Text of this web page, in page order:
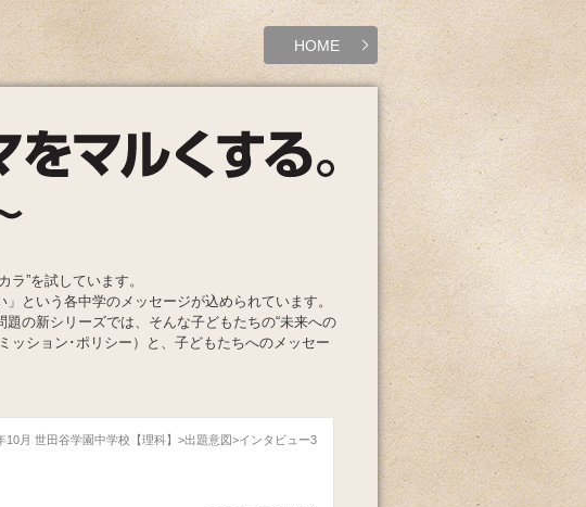
HOME
”を試しています。
という各中学のメッセージが込められています。
の新シリーズでは、そんな子どもたちの“未来への
ッション･ポリシー）と、子どもたちへのメッセー
10月 世田谷学園中学校【理科】 出題意図 インタビュー3